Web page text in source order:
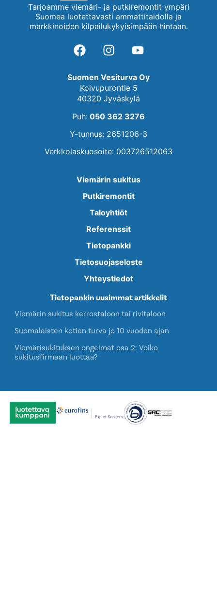
Tarjoamme viemäri- ja putkiremontit ympäri
Suomea luotettavasti ammattitaidolla ja
markkinoiden kilpailukykyisimpään hintaan.
Suomen Vesiturva Oy
Koivupurontie 5
40320 Jyväskylä
Puh: 050 362 3276
Y-tunnus: 2651206-3
Verkkolaskuosoite: 003726512063
Viemärin sukitus
Putkiremontit
Taloyhtiöt
Referenssit
Tietopankki
Tietosuojaseloste
Yhteystiedot
Tietopankin uusimmat artikkelit
Viemärin sukitus kerrostaloon tai rivitaloon
Suomalaisten kotien turva jo 10 vuoden ajan
Viemärisukituksen ongelmat osa 2: Voiko
sukitusfirmaan luottaa?